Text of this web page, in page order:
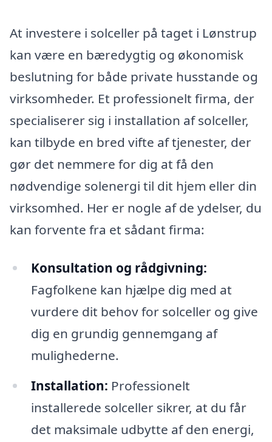
At investere i solceller på taget i Lønstrup
kan være en bæredygtig og økonomisk
beslutning for både private husstande og
virksomheder. Et professionelt firma, der
specialiserer sig i installation af solceller,
kan tilbyde en bred vifte af tjenester, der
gør det nemmere for dig at få den
nødvendige solenergi til dit hjem eller din
virksomhed. Her er nogle af de ydelser, du
kan forvente fra et sådant firma:
Konsultation og rådgivning:
Fagfolkene kan hjælpe dig med at
vurdere dit behov for solceller og give
dig en grundig gennemgang af
mulighederne.
Installation: Professionelt
installerede solceller sikrer, at du får
det maksimale udbytte af den energi,